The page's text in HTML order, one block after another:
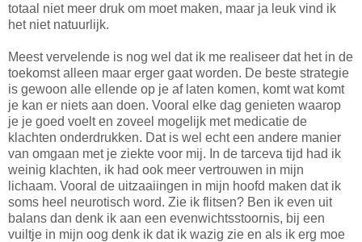
totaal niet meer druk om moet maken, maar ja leuk vind ik
het niet natuurlijk.
Meest vervelende is nog wel dat ik me realiseer dat het in de
toekomst alleen maar erger gaat worden. De beste strategie
is gewoon alle ellende op je af laten komen, komt wat komt
je kan er niets aan doen. Vooral elke dag genieten waarop
je je goed voelt en zoveel mogelijk met medicatie de
klachten onderdrukken. Dat is wel echt een andere manier
van omgaan met je ziekte voor mij. In de tarceva tijd had ik
weinig klachten, ik had ook meer vertrouwen in mijn
lichaam. Vooral de uitzaaiingen in mijn hoofd maken dat ik
soms heel neurotisch word. Zie ik flitsen? Ben ik even uit
balans dan denk ik aan een evenwichtsstoornis, bij een
vuiltje in mijn oog denk ik dat ik wazig zie en als ik erg moe